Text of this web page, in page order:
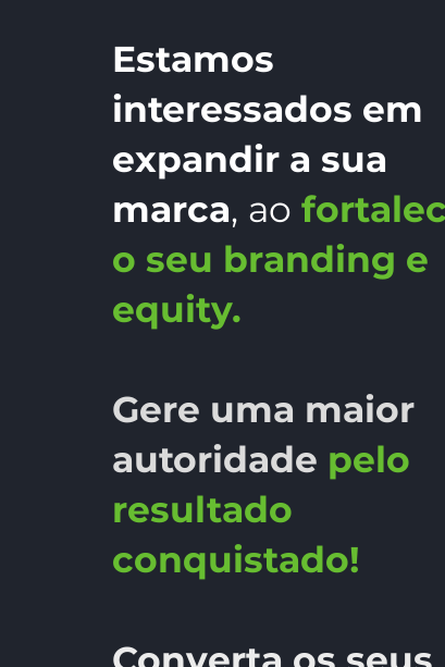
Estamos
interessados em
expandir a sua
marca, ao
o seu branding e
equity.
Gere uma maior
autoridade pelo
resultado
conquistado!